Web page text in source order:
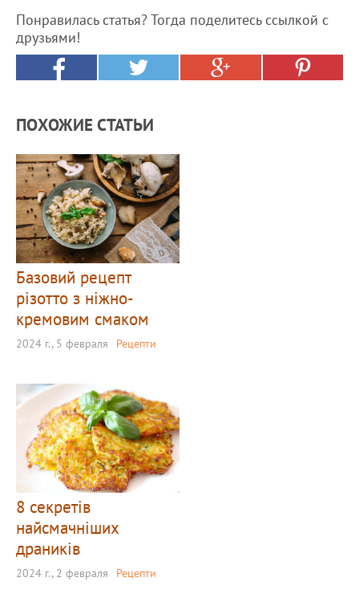
Понравилась статья? Тогда поделитесь ссылкой с
друзьями!
ПОХОЖИЕ СТАТЬИ
Базовий рецепт
різотто з ніжно-
кремовим смаком
2024 г., 5 февраля Рецепти
8 секретів
найсмачніших
драників
2024 г., 2 февраля Рецепти